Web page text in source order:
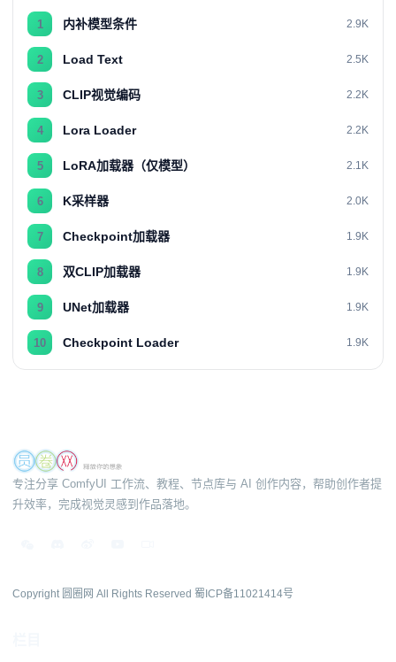
1 内补模型条件 2.9K
2 Load Text 2.5K
3 CLIP视觉编码 2.2K
4 Lora Loader 2.2K
5 LoRA加载器（仅模型） 2.1K
6 K采样器 2.0K
7 Checkpoint加载器 1.9K
8 双CLIP加载器 1.9K
9 UNet加载器 1.9K
10 Checkpoint Loader 1.9K
专注分享 ComfyUI 工作流、教程、节点库与 AI 创作内容，帮助创作者提
升效率，完成视觉灵感到作品落地。
Copyright 圆圈网 All Rights Reserved 蜀ICP备11021414号